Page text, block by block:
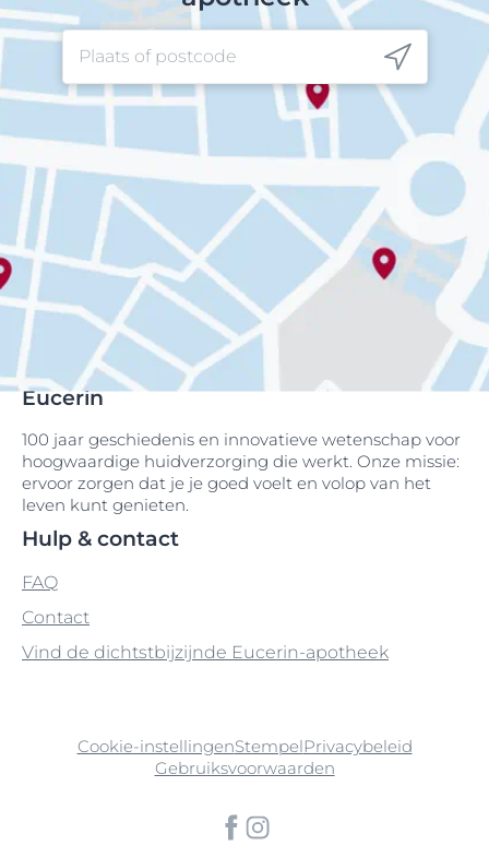
Eucerin
100 jaar geschiedenis en innovatieve wetenschap voor
hoogwaardige huidverzorging die werkt. Onze missie:
ervoor zorgen dat je je goed voelt en volop van het
leven kunt genieten.
Hulp & contact
FAQ
Contact
Vind de dichtstbijzijnde Eucerin-apotheek
Cookie-instellingenStempelPrivacybeleid
Gebruiksvoorwaarden